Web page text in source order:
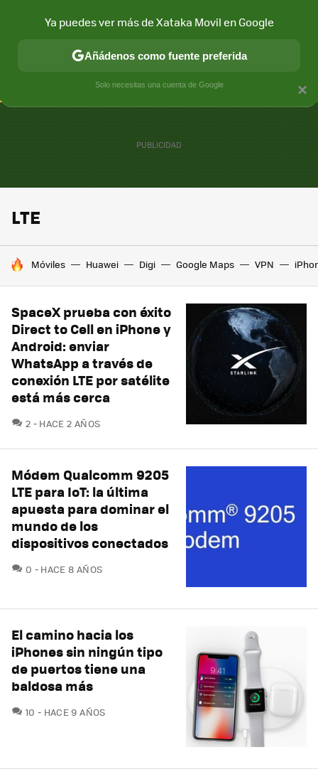
CONECTIVIDAD MÓVIL Y SOCIEDAD APLICACIONES
LTE
HOY SE HABLA DE
Móviles Huawei Digi Google Maps VPN
SpaceX prueba con éxito
Direct to Cell en iPhone y
Android: enviar
WhatsApp a través de
conexión LTE por satélite
está más cerca
2 COMENTARIOS
HACE 2 AÑOS
Módem Qualcomm 9205
LTE para IoT: la última
apuesta para dominar el
mundo de los
dispositivos conectados
0 COMENTARIOS
HACE 8 AÑOS
El camino hacia los
iPhones sin ningún tipo
de puertos tiene una
baldosa más
10 COMENTARIOS
HACE 9 AÑOS
×
Ya puedes ver más de Xataka Movil en Google
Añádenos como fuente preferida
Solo necesitas una cuenta de Google